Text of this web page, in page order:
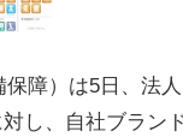
障）は5日、法
し、自社ブラン